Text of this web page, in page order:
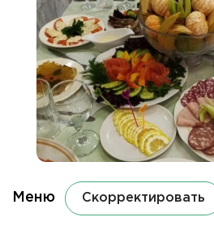
Меню Скорректировать